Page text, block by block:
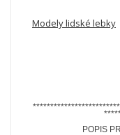
Modely lidské lebky
POPIS